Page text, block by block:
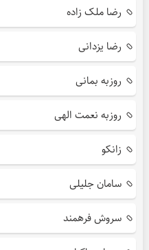
رضا ملک زاده
رضا یزدانی
روزبه بمانی
روزبه نعمت الهی
زانکو
سامان جلیلی
سروش فرهمند